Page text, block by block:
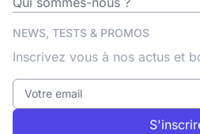
NEWS, TESTS & PROMOS
Inscrivez vous à nos actus et